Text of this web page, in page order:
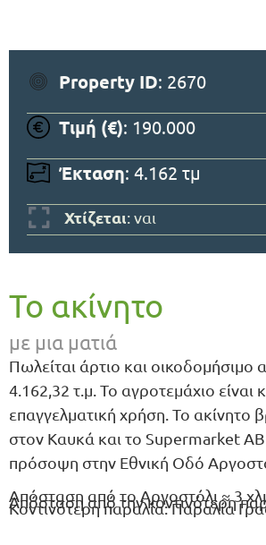
Property ID: 2670
Τιμή (€): 190.000
Έκταση: 4.162 τμ
Χτίζεται: ναι
Το ακίνητο
με μια ματιά
Πωλείται άρτιο και οικοδομήσιμο
4.162,32 τ.μ. Το αγροτεμάχιο είναι
επαγγελματική χρήση. Το ακίνητο
στον Καυκά και το Supermarket AB
πρόσοψη στην Εθνική Οδό
Απόσταση από το Αργοστόλι ≈ 3
Απόσταση από την κοντινότερη
Κοντινότερη παραλία: Παραλία